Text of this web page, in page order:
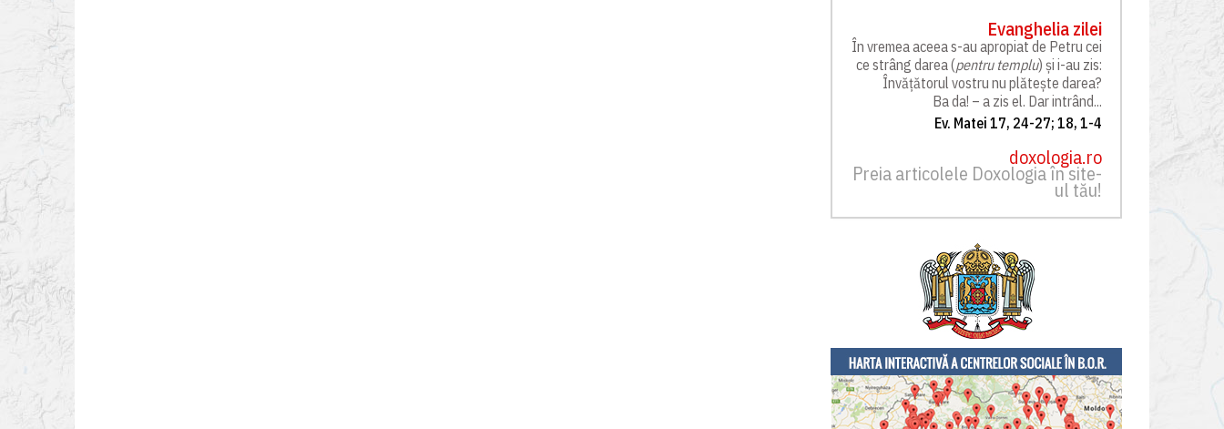
Evanghelia zilei
În vremea aceea s-au apropiat de Petru cei
ce strâng darea (pentru templu) și i-au zis:
Învățătorul vostru nu plătește darea?
Ba da! – a zis el. Dar intrând...
Ev. Matei 17, 24-27; 18, 1-4
doxologia.ro
Preia articolele Doxologia în site-
ul tău!